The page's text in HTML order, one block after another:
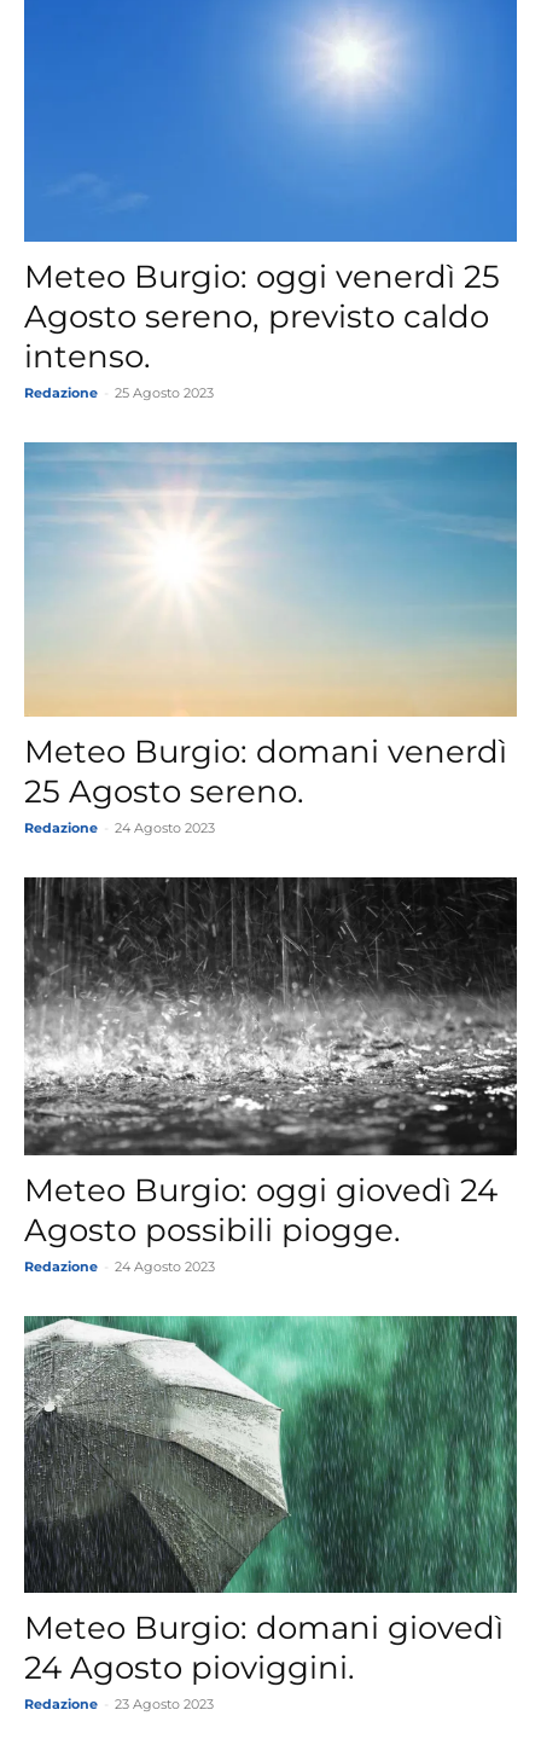
Meteo Burgio: oggi venerdì 25
Agosto sereno, previsto caldo
intenso.
Redazione 25 Agosto 2023
Meteo Burgio: domani venerdì
25 Agosto sereno.
Redazione 24 Agosto 2023
Meteo Burgio: oggi giovedì 24
Agosto possibili piogge.
Redazione 24 Agosto 2023
Meteo Burgio: domani giovedì
24 Agosto pioviggini.
Redazione 23 Agosto 2023